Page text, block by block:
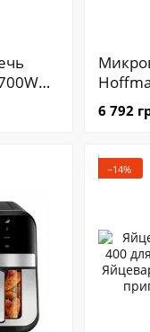
6 792
−14%